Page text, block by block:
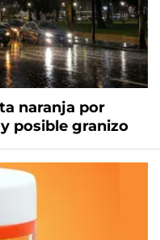
naranja por
posible granizo